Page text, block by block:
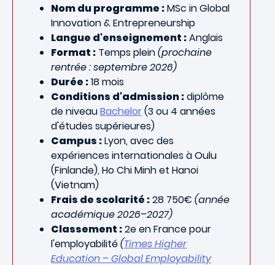
Nom du programme :MSc in Global
Innovation & Entrepreneurship
Langue d'enseignement :Anglais
Format : Temps plein(prochaine
rentrée : septembre 2026)
Durée :18 mois
Conditions d'admission :diplôme
de niveauBachelor(3 ou 4 années
d'études supérieures)
Campus :Lyon, avec des
expériences internationales à Oulu
(Finlande), Ho Chi Minh et Hanoi
(Vietnam)
Frais de scolarité :28 750€ (année
académique 2026–2027)
Classement :2e en France pour
l'employabilité(Times Higher
Education – Global Employability